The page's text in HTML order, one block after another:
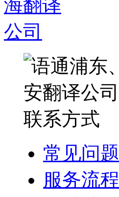
常见问题
服务流程